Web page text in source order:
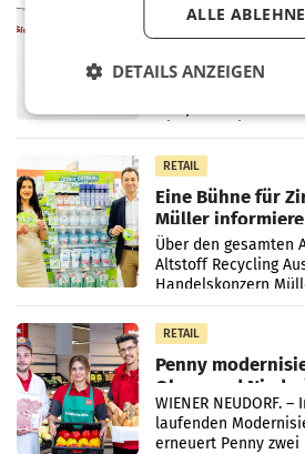
ProSiebenSat.1
UNTERFÖHRING/
RETAIL
Eine Bühne für
Müller
Über den gesamten
Altstoff Recycling
Handelskonzern
„Kreislauf-Helden“
Müller-Filialen
RETAIL
Penny
Ober- und
WIENER NEUDORF.
laufenden
erneuert Penny
ALLE
DETAILS ANZEIGEN